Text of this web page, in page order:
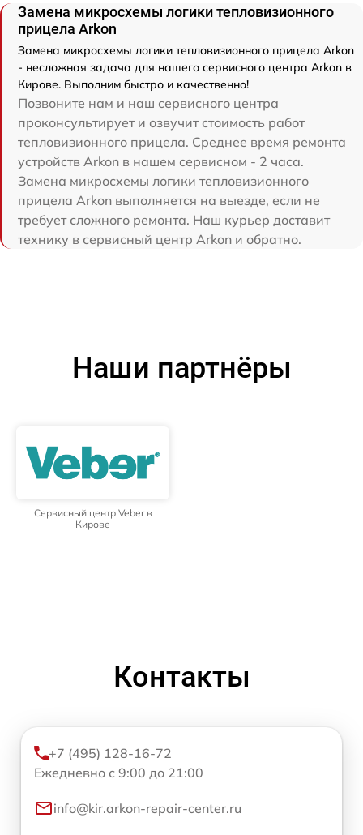
Замена микросхемы логики тепловизионного
прицела Arkon
Замена микросхемы логики тепловизионного прицела Arkon
- несложная задача для нашего сервисного центра Arkon в
Кирове. Выполним быстро и качественно!
Позвоните нам и наш сервисного центра
проконсультирует и озвучит стоимость работ
тепловизионного прицела. Среднее время ремонта
устройств Arkon в нашем сервисном - 2 часа.
Замена микросхемы логики тепловизионного
прицела Arkon выполняется на выезде, если не
требует сложного ремонта. Наш курьер доставит
технику в сервисный центр Arkon и обратно.
Наши партнёры
Сервисный центр Veber в
Кирове
Контакты
+7 (495) 128-16-72
Ежедневно с 9:00 до 21:00
info@kir.arkon-repair-center.ru